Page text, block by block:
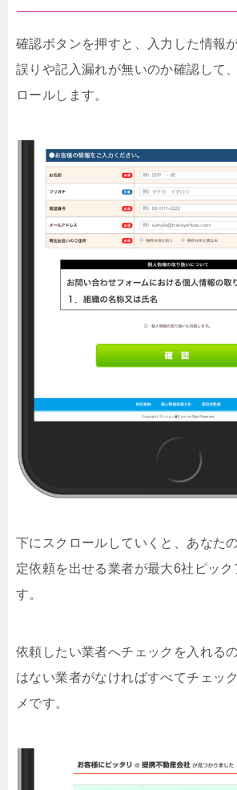
確認ボタンを押すと、入力した情報
誤りや記入漏れが無いのか確認して
ロールします。
下にスクロールしていくと、あなた
定依頼を出せる業者が最大6社ピック
す。
依頼したい業者へチェックを入れる
はない業者がなければすべてチェッ
メです。